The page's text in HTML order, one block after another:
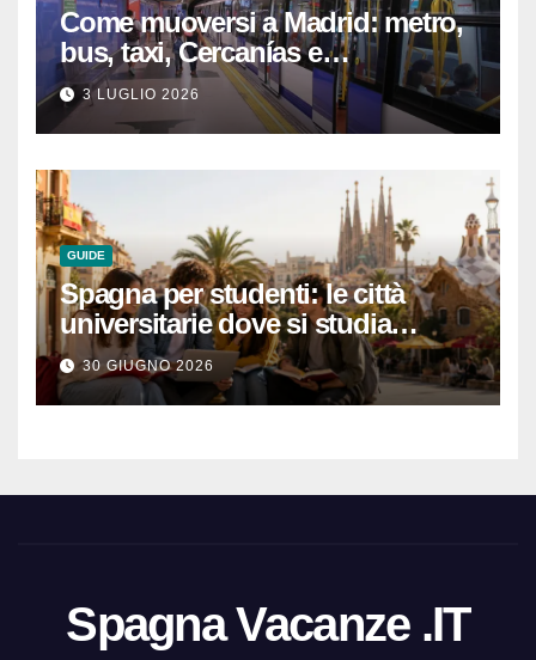
Come muoversi a Madrid: metro,
bus, taxi, Cercanías e
abbonamenti turistici
3 LUGLIO 2026
GUIDE
Spagna per studenti: le città
universitarie dove si studia
meglio e con una buona vita
notturna
30 GIUGNO 2026
Spagna Vacanze .IT